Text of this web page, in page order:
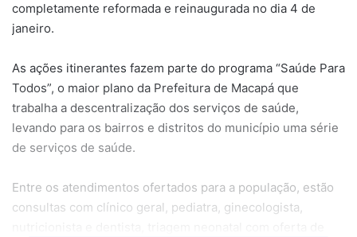
completamente reformada e reinaugurada no dia 4 de
janeiro.
As ações itinerantes fazem parte do programa “Saúde Para
Todos”, o maior plano da Prefeitura de Macapá que
trabalha a descentralização dos serviços de saúde,
levando para os bairros e distritos do município uma série
de serviços de saúde.
Entre os atendimentos ofertados para a população, estão
consultas com clínico geral, pediatra, ginecologista,